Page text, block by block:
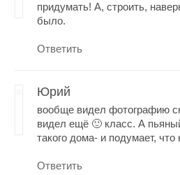
придумать! А, строить,
было.
Ответить
Юрий
вообще видел фотографию
видел ещё 🙂 класс. А
такого дома- и подумает,
Ответить